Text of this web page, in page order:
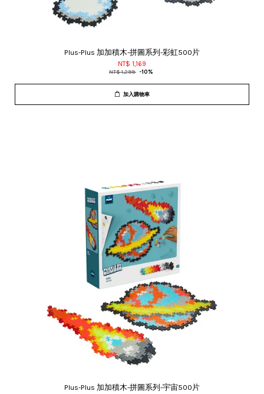
Plus-Plus 加加積木-拼圖系列-彩虹500片
NT$ 1,169
NT$ 1,299 -10%
加入購物車
Plus-Plus 加加積木-拼圖系列-宇宙500片